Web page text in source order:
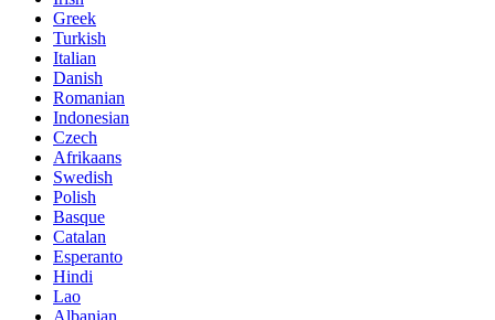
Greek
Turkish
Italian
Danish
Romanian
Indonesian
Czech
Afrikaans
Swedish
Polish
Basque
Catalan
Esperanto
Hindi
Lao
Albanian